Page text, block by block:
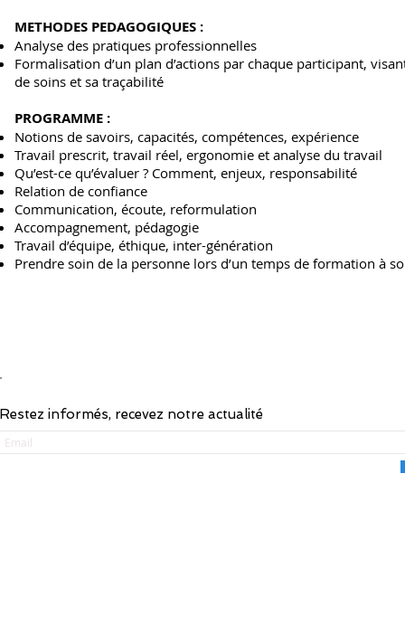
METHODES PEDAGOGIQUES :
Analyse des pratiques professionnelles
Formalisation d’un plan d’actions par chaque participant,
de soins et sa traçabilité
PROGRAMME :
Notions de savoirs, capacités, compétences, expérience
Travail prescrit, travail réel, ergonomie et analyse du travail
Qu’est-ce qu’évaluer ? Comment, enjeux, responsabilité
Relation de confiance
Communication, écoute, reformulation
Accompagnement, pédagogie
Travail d’équipe, éthique, inter-génération
Prendre soin de la personne lors d’un temps de formation à
Restez informés, recevez notre actualité